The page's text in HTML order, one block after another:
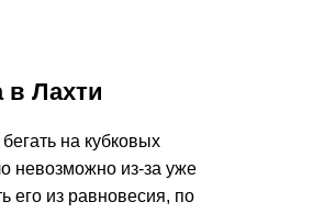
Лахти
на кубковых
невозможно из-за уже
его из равновесия, по